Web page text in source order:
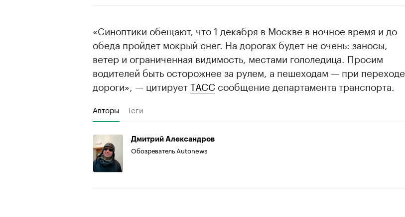
«Синоптики обещают, что 1 декабря в Москве в ночное время и до
обеда пройдет мокрый снег. На дорогах будет не очень: заносы,
ветер и ограниченная видимость, местами гололедица. Просим
водителей быть осторожнее за рулем, а пешеходам — при переходе
дороги», — цитируетТАСС сообщение департамента транспорта.
Авторы Теги
Дмитрий Александров
Обозреватель Autonews